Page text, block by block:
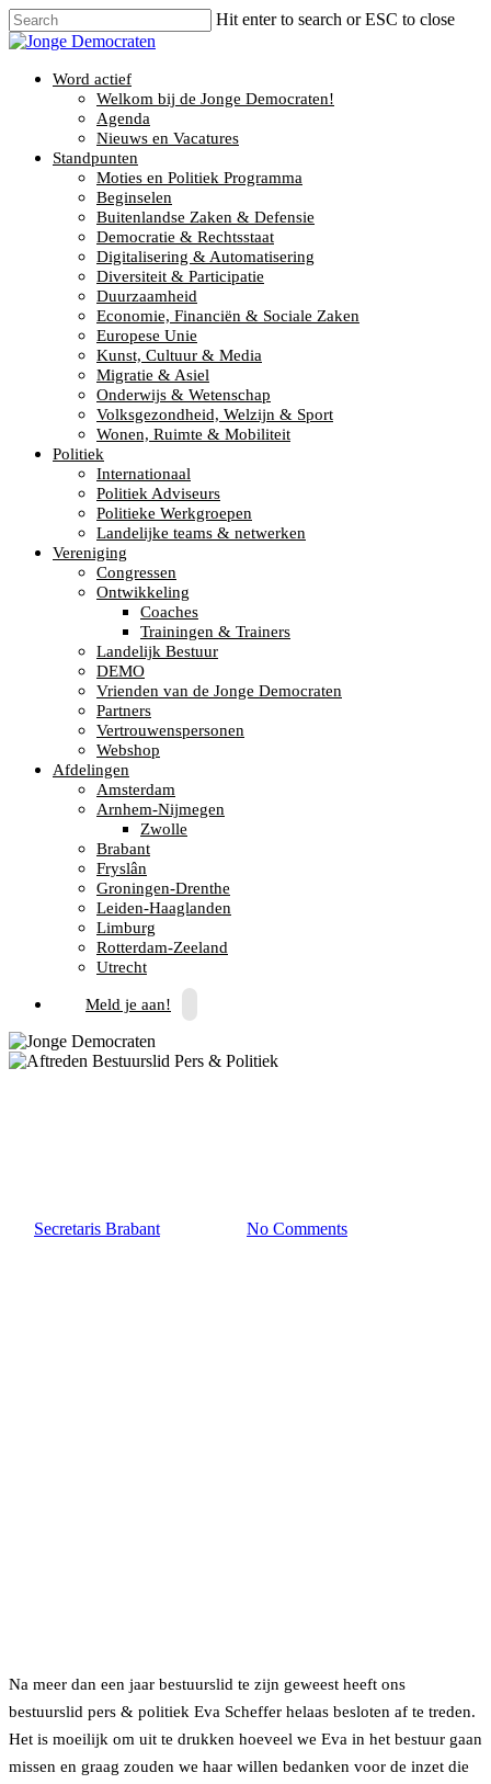
Hit enter to search or ESC to close
Word actief
Welkom bij de Jonge Democraten!
Agenda
Nieuws en Vacatures
Standpunten
Moties en Politiek Programma
Beginselen
Buitenlandse Zaken & Defensie
Democratie & Rechtsstaat
Digitalisering & Automatisering
Diversiteit & Participatie
Duurzaamheid
Economie, Financiën & Sociale Zaken
Europese Unie
Kunst, Cultuur & Media
Migratie & Asiel
Onderwijs & Wetenschap
Volksgezondheid, Welzijn & Sport
Wonen, Ruimte & Mobiliteit
Politiek
Internationaal
Politiek Adviseurs
Politieke Werkgroepen
Landelijke teams & netwerken
Vereniging
Congressen
Ontwikkeling
Coaches
Trainingen & Trainers
Landelijk Bestuur
DEMO
Vrienden van de Jonge Democraten
Partners
Vertrouwenspersonen
Webshop
Afdelingen
Amsterdam
Arnhem-Nijmegen
Zwolle
Brabant
Fryslân
Groningen-Drenthe
Leiden-Haaglanden
Limburg
Rotterdam-Zeeland
Utrecht
Meld je aan!
Secretaris Brabant No Comments
Na meer dan een jaar bestuurslid te zijn geweest heeft ons
bestuurslid pers & politiek Eva Scheffer helaas besloten af te treden.
Het is moeilijk om uit te drukken hoeveel we Eva in het bestuur gaan
missen en graag zouden we haar willen bedanken voor de inzet die